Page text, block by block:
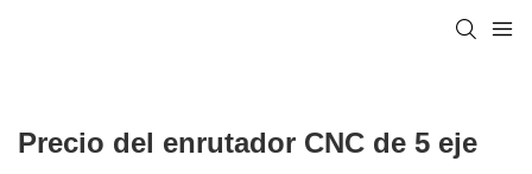
Precio del enrutador CNC de 5 eje